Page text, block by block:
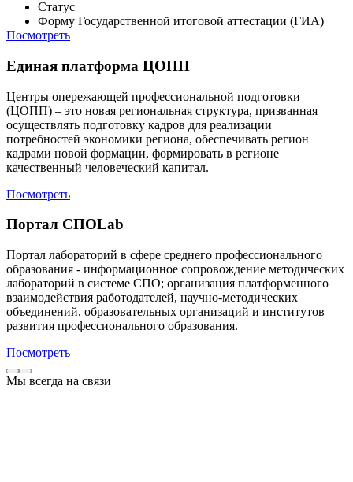
Статус
Форму Государственной итоговой аттестации (ГИА)
Посмотреть
Единая платформа ЦОПП
Центры опережающей профессиональной подготовки
(ЦОПП) – это новая региональная структура, призванная
осуществлять подготовку кадров для реализации
потребностей экономики региона, обеспечивать регион
кадрами новой формации, формировать в регионе
качественный человеческий капитал.
Посмотреть
Портал СПОLab
Портал лабораторий в сфере среднего профессионального
образования - информационное сопровождение методических
лабораторий в системе СПО; организация платформенного
взаимодействия работодателей, научно-методических
объединений, образовательных организаций и институтов
развития профессионального образования.
Посмотреть
Мы всегда на связи